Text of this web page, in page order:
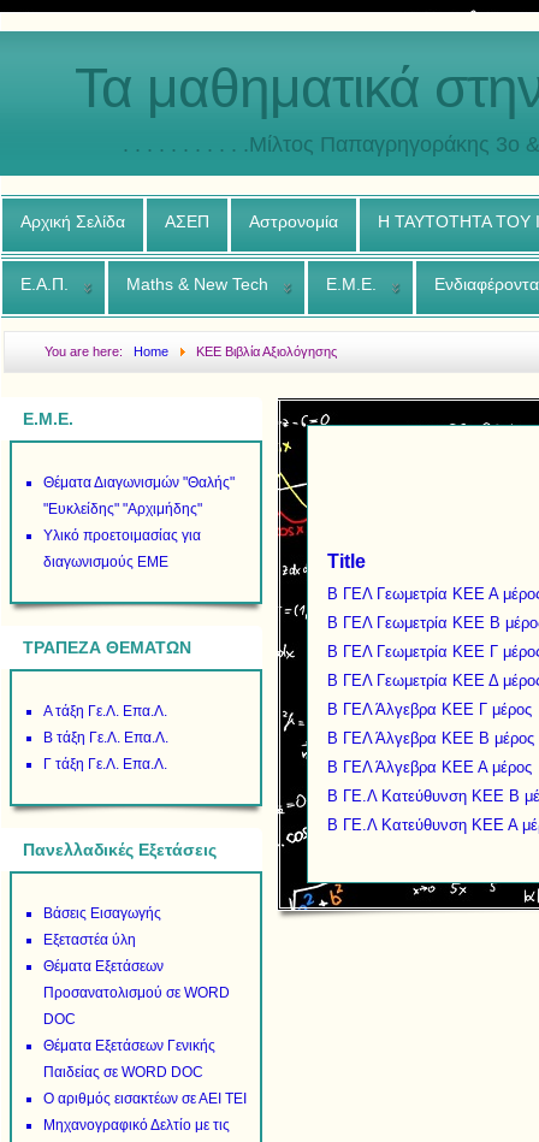
Τα μαθηματικά
. . . . . . . . . . .Μίλτος Παπαγρηγοράκης 3o
Αρχική Σελίδα ΑΣΕΠ Αστρονομία Η ΤΑΥΤΟΤΗΤΑ ΤΟΥ
Ε.Α.Π. Maths & New Tech Ε.Μ.Ε.
You are here:Home ΚΕΕ Βιβλία Αξιολόγησης
Ε.Μ.Ε.
Θέματα Διαγωνισμών "Θαλής"
"Ευκλείδης" "Αρχιμήδης"
Υλικό προετοιμασίας για
διαγωνισμούς ΕΜΕ
ΤΡΑΠΕΖΑ ΘΕΜΑΤΩΝ
Α τάξη Γε.Λ. Επα.Λ.
Β τάξη Γε.Λ. Επα.Λ.
Γ τάξη Γε.Λ. Επα.Λ.
Πανελλαδικές Εξετάσεις
Βάσεις Εισαγωγής
Εξεταστέα ύλη
Θέματα Εξετάσεων
Προσανατολισμού σε WORD
DOC
Θέματα Εξετάσεων Γενικής
Παιδείας σε WORD DOC
Ο αριθμός εισακτέων σε ΑΕΙ ΤΕΙ
Μηχανογραφικό Δελτίο με τις
Title
Β ΓΕΛ Γεωμετρία ΚΕΕ Α
Β ΓΕΛ Γεωμετρία ΚΕΕ Β
Β ΓΕΛ Γεωμετρία ΚΕΕ Γ
Β ΓΕΛ Γεωμετρία ΚΕΕ Δ
Β ΓΕΛ Άλγεβρα ΚΕΕ Γ μέρος
Β ΓΕΛ Άλγεβρα ΚΕΕ Β μέρος
Β ΓΕΛ Άλγεβρα ΚΕΕ Α μέρος
Β ΓΕ.Λ Κατεύθυνση ΚΕΕ Β
Β ΓΕ.Λ Κατεύθυνση ΚΕΕ Α